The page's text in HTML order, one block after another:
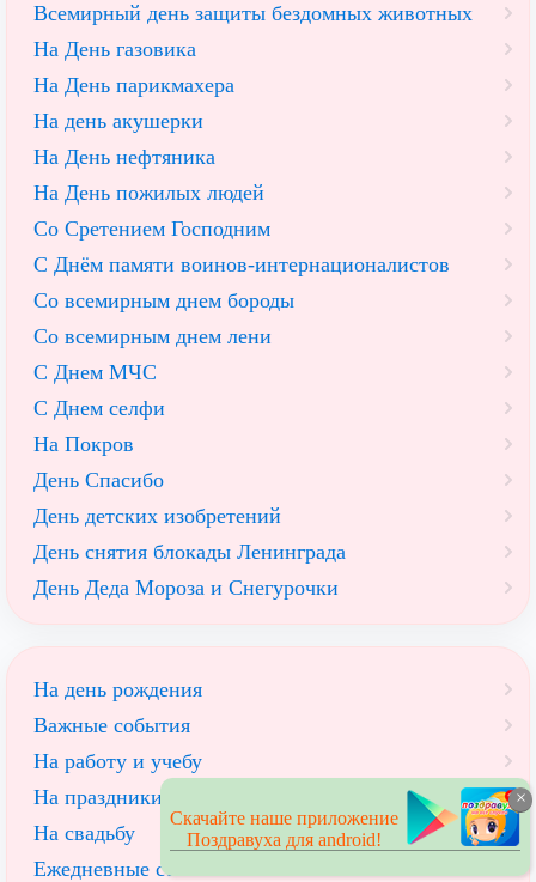
Всемирный день защиты бездомных животных
На День газовика
На День парикмахера
На день акушерки
На День нефтяника
На День пожилых людей
Со Сретением Господним
С Днём памяти воинов-интернационалистов
Со всемирным днем бороды
Со всемирным днем лени
С Днем МЧС
С Днем селфи
На Покров
День Спасибо
День детских изобретений
День снятия блокады Ленинграда
День Деда Мороза и Снегурочки
На день рождения
Важные события
На работу и учебу
На праздники
На свадьбу
Ежедневные стихи
×
Скачайте наше приложение
Поздравуха для android!